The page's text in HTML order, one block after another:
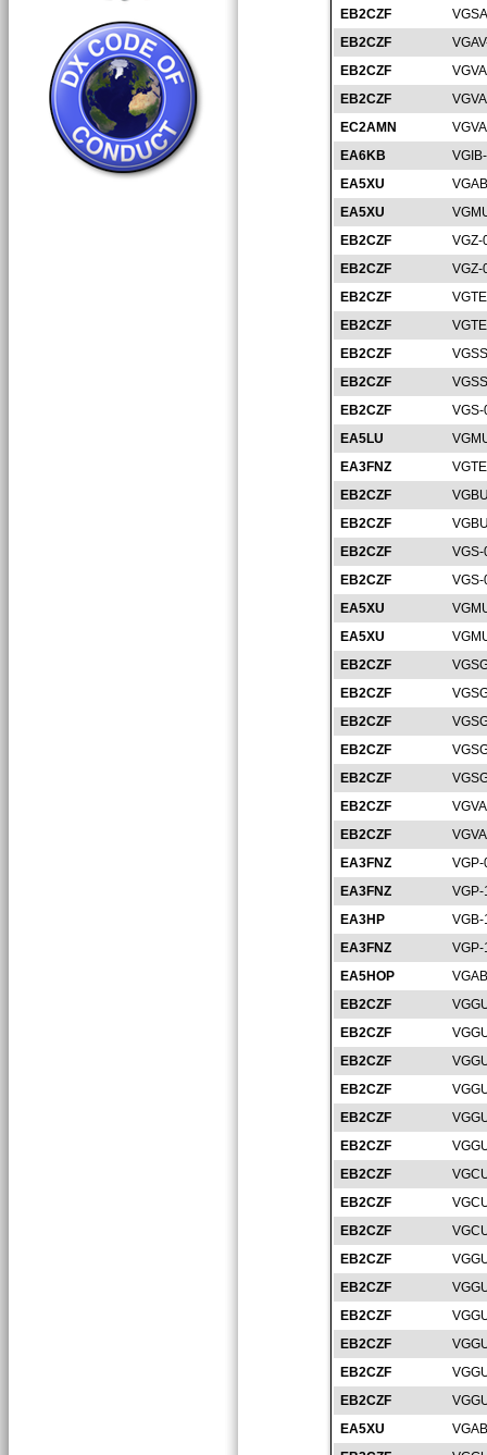
EB2CZF
EB2CZF
EB2CZF
EB2CZF
EC2AMN
EA6KB
EA5XU
EA5XU
EB2CZF
VGZ-
EB2CZF
VGZ-
EB2CZF
EB2CZF
EB2CZF
EB2CZF
EB2CZF
EA5LU
EA3FNZ
EB2CZF
EB2CZF
EB2CZF
EB2CZF
EA5XU
EA5XU
EB2CZF
EB2CZF
EB2CZF
EB2CZF
EB2CZF
EB2CZF
EB2CZF
EA3FNZ
EA3FNZ
EA3HP
EA3FNZ
EA5HOP
EB2CZF
EB2CZF
EB2CZF
EB2CZF
EB2CZF
EB2CZF
EB2CZF
EB2CZF
EB2CZF
EB2CZF
EB2CZF
EB2CZF
EB2CZF
EB2CZF
EB2CZF
EA5XU